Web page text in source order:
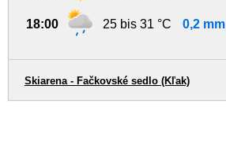
18:00 25 bis 31 °C 0,2 mm
Skiarena - Fačkovské sedlo (Kľak)